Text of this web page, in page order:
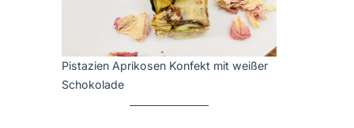
Pistazien Aprikosen Konfekt mit weißer
Schokolade